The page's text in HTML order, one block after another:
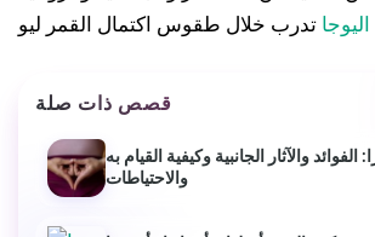
قصص ذات صلة
الفوائد والآثار الجانبية وكيفية القيام به
والاحتياطات